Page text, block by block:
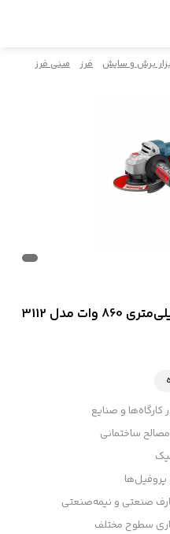
برش و سایش فرز مینی فرز
مینی فرز برقی رونیکس 115 میلی‌متری 860 وات مدل 3112
و صنایع
ساختمانی
صنعتی و نیمه‌صنعتی
سطوح مختلف